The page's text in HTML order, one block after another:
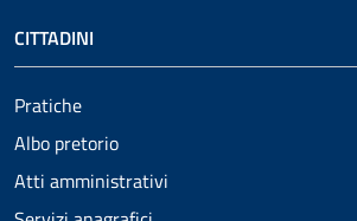
CITTADINI
Pratiche
Albo pretorio
Atti amministrativi